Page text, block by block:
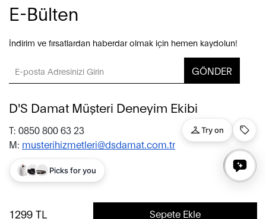
1299 TL Sepete Ekle
E-Bülten
İndirim ve fırsatlardan haberdar olmak için hemen kaydolun!
GÖNDER
D'S Damat Müşteri Deneyim Ekibi
T: 0850 800 63 23
M: musterihizmetleri@dsdamat.com.tr
© 2020 D’S Damat, bütün hakları saklıdır.